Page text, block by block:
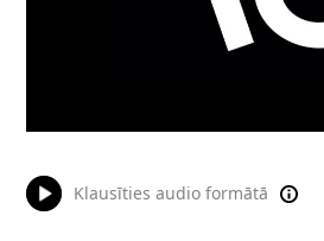
Klausīties audio formātā